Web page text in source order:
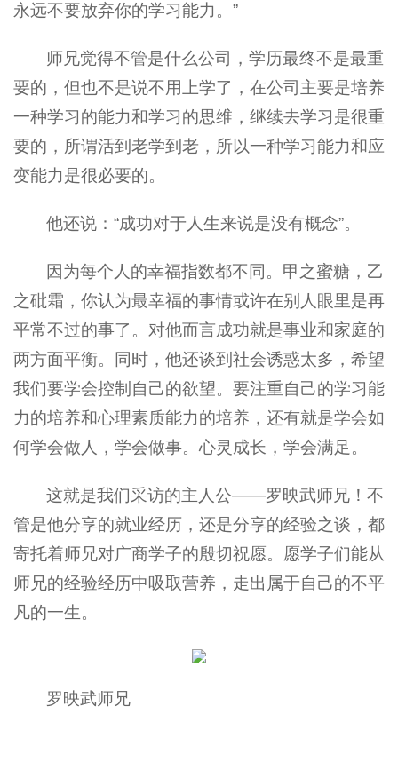
永远不要放弃你的学习能力。”
师兄觉得不管是什么公司，学历最终不是最重
要的，但也不是说不用上学了，在公司主要是培养
一种学习的能力和学习的思维，继续去学习是很重
要的，所谓活到老学到老，所以一种学习能力和应
变能力是很必要的。
他还说：“成功对于人生来说是没有概念”。
因为每个人的幸福指数都不同。甲之蜜糖，乙
之砒霜，你认为最幸福的事情或许在别人眼里是再
平常不过的事了。对他而言成功就是事业和家庭的
两方面平衡。同时，他还谈到社会诱惑太多，希望
我们要学会控制自己的欲望。要注重自己的学习能
力的培养和心理素质能力的培养，还有就是学会如
何学会做人，学会做事。心灵成长，学会满足。
这就是我们采访的主人公——罗映武师兄！不
管是他分享的就业经历，还是分享的经验之谈，都
寄托着师兄对广商学子的殷切祝愿。愿学子们能从
师兄的经验经历中吸取营养，走出属于自己的不平
凡的一生。
罗映武师兄